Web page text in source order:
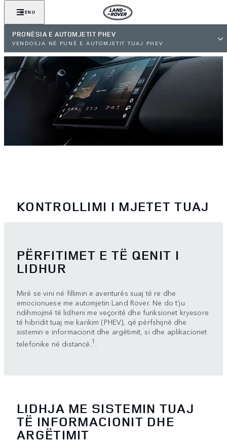
MENU
PRONËSIA E AUTOMJETIT PHEV
VENDOSJA NË PUNË E AUTOMJETIT TUAJ PHEV
KONTROLLIMI I MJETET TUAJ
PËRFITIMET E TË QENIT I
LIDHUR
Mirë se vini në fillimin e aventurës suaj të re dhe
emocionuese me automjetin Land Rover. Ne do t’ju
ndihmojmë të lidheni me veçoritë dhe funksionet kryesore
të hibridit tuaj me karikim (PHEV), që përfshijnë dhe
sistemin e informacionit dhe argëtimit, si dhe aplikacionet
telefonike në distancë.1 .
LIDHJA ME SISTEMIN TUAJ
TË INFORMACIONIT DHE
ARGËTIMIT